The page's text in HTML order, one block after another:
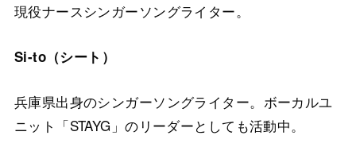
現役ナースシンガーソングライター。
Si-to（シート）
兵庫県出身のシンガーソングライター。ボーカルユ
ニット「STAYG」のリーダーとしても活動中。